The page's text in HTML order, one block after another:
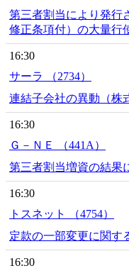
第三者割当により発行
修正条項付）の大量行
16:30
サーラ （2734）
連結子会社の異動（株
16:30
Ｇ－ＮＥ （441A）
第三者割当増資の結果
16:30
トスネット （4754）
定款の一部変更に関す
16:30